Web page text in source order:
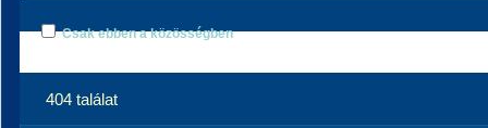
Csak ebben a közösségben
404 találat